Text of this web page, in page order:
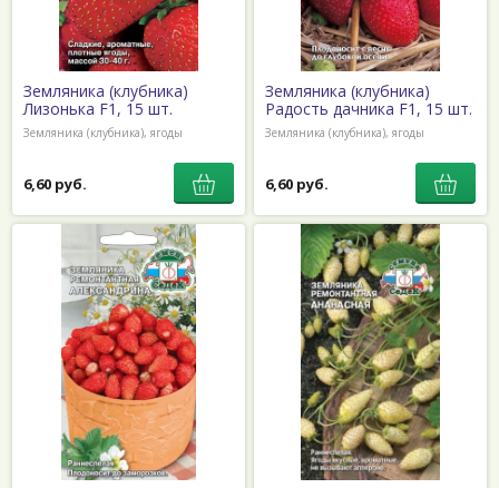
Земляника (клубника)
Лизонька F1, 15 шт.
Земляника (клубника), ягоды
6,60 руб.
Земляника (клубника)
Радость дачника F1, 15 шт.
Земляника (клубника), ягоды
6,60 руб.